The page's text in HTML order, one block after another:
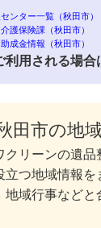
ンター一覧（秋田市）
護保険課（秋田市）
成金情報（秋田市）
利用される場
田市の地
クリーンの遺品
立つ地域情報を
地域行事などと